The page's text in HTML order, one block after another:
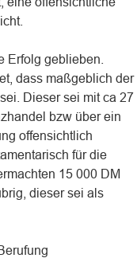
Erfolg geblieben.
dass maßgeblich der
Dieser sei mit ca 27
bzw über ein
offensichtlich
für die
15 000 DM
dieser sei als